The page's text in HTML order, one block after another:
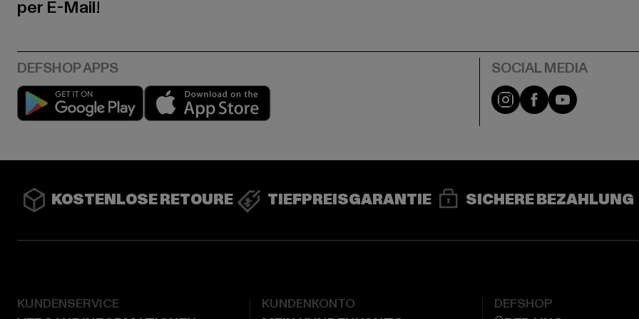
per E-Mail!
Play market Instagram
FacebookYouTube
KOSTENLOSE RETOURE TIEFPREISGARANTIE SICHERE BEZAHLUNG
KUNDENSERVICE KUNDENKONTO DEFSHOP